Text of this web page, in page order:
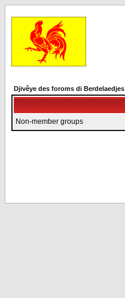
Djivêye des foroms di Berdelaedjes
Non-member groups